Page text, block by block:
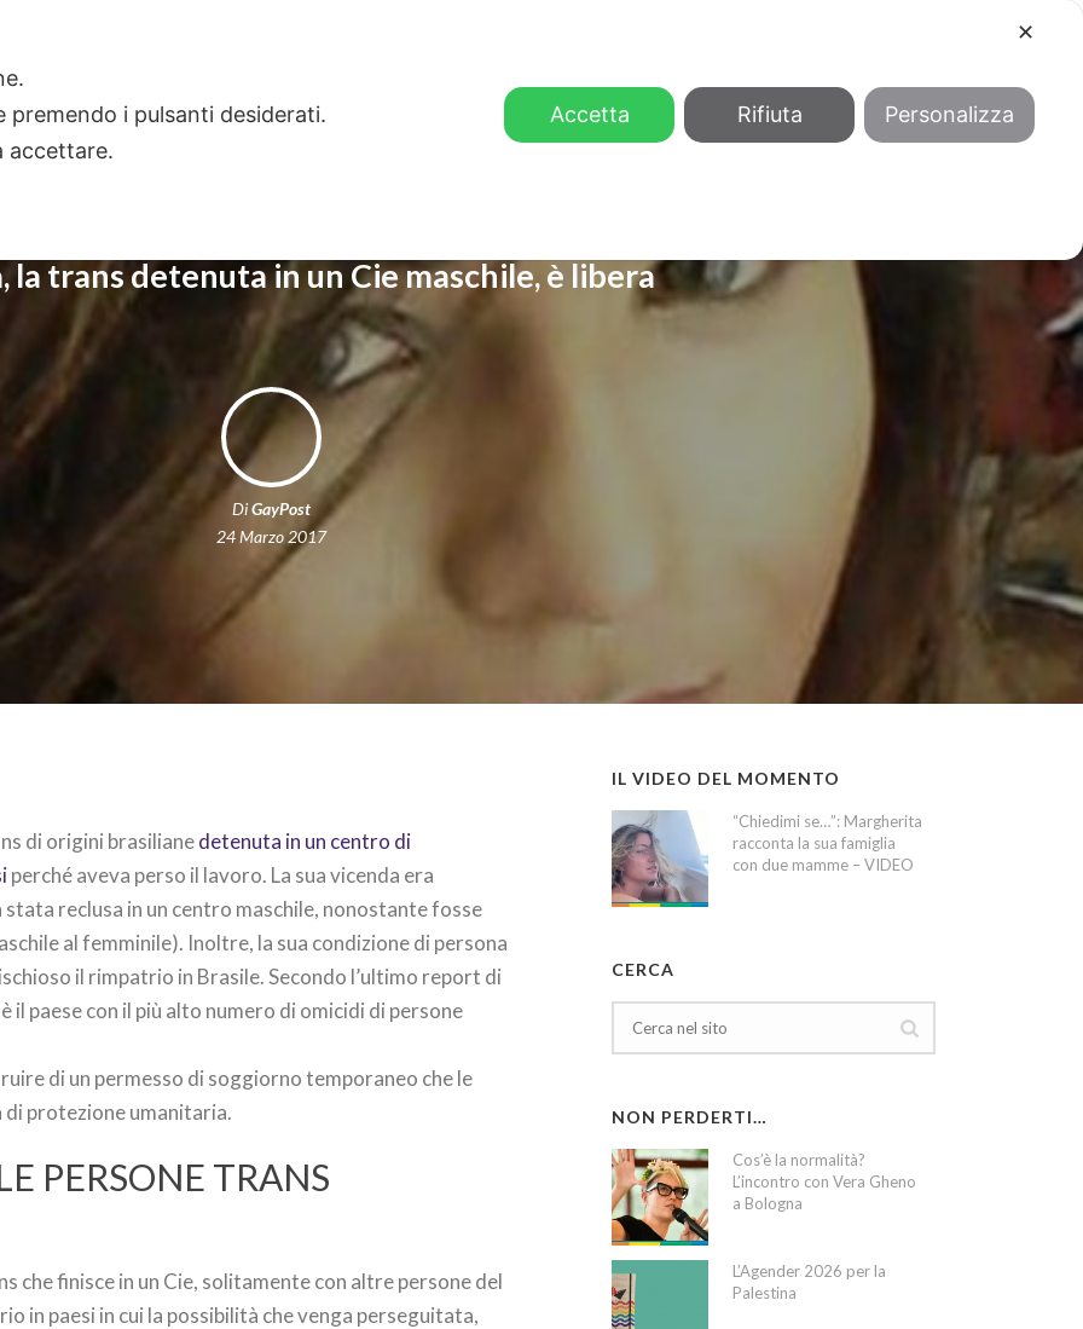
la trans detenuta in un Cie maschile, è libera
DiGayPost
24 Marzo 2017
di origini brasilianedetenuta in un centro di
perché aveva perso il lavoro. La sua vicenda era
reclusa in un centro maschile, nonostante fosse
al femminile). Inoltre, la sua condizione di persona
il rimpatrio in Brasile. Secondo l’ultimo report di
paese con il più alto numero di omicidi di persone
di un permesso di soggiorno temporaneo che le
protezione umanitaria.
PERSONE TRANS
che finisce in un Cie, solitamente con altre persone del
in paesi in cui la possibilità che venga perseguitata,
IL VIDEO DEL MOMENTO
“Chiedimi se…”: Margherita
racconta la sua famiglia
con due mamme – VIDEO
CERCA
NON PERDERTI…
Cos’è la normalità?
L’incontro con Vera Gheno
a Bologna
L’Agender 2026 per la
Palestina
✕
i pulsanti desiderati.
accettare.
Accetta Rifiuta Personalizza